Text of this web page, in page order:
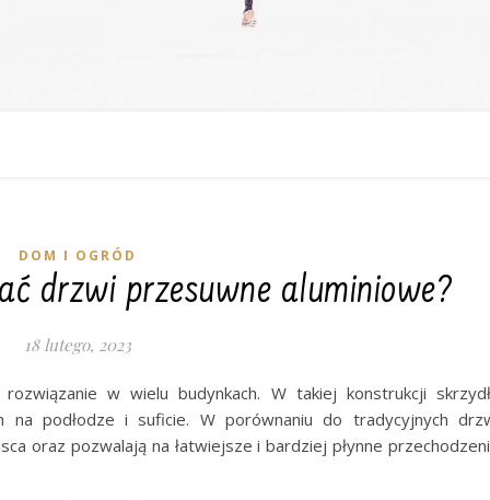
DOM I OGRÓD
drzwi przesuwne aluminiowe?
18 lutego, 2023
w wielu budynkach. W takiej konstrukcji
na podłodze i suficie. W porównaniu do tradycyjnych
oraz pozwalają na łatwiejsze i bardziej płynne